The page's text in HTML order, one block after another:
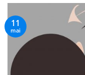
11
mai